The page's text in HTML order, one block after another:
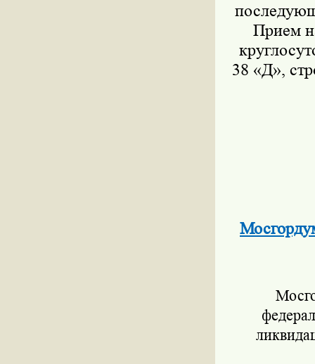
Прием
38 «Д»,